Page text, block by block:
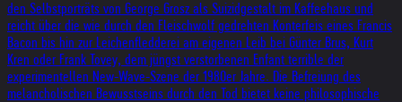
den Selbstporträts von George Grosz als Suizidgestalt im Kaffeehaus und
reicht über die wie durch den Fleischwolf gedrehten Konterfeis eines Francis
Bacon bis hin zur Leichenfledderei am eigenen Leib bei Günter Brus, Kurt
Kren oder Frank Tovey, dem jüngst verstorbenen Enfant terrible der
experimentellen New-Wave-Szene der 1980er Jahre. Die Befreiung des
melancholischen Bewusstseins durch den Tod bietet keine philosophische